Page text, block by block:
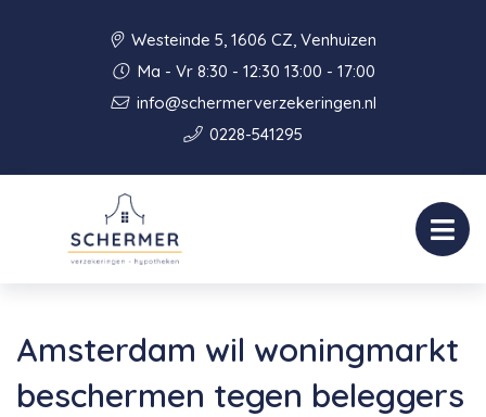
Westeinde 5, 1606 CZ, Venhuizen
Ma - Vr 8:30 - 12:30 13:00 - 17:00
info@schermerverzekeringen.nl
0228-541295
Amsterdam wil woningmarkt
beschermen tegen beleggers